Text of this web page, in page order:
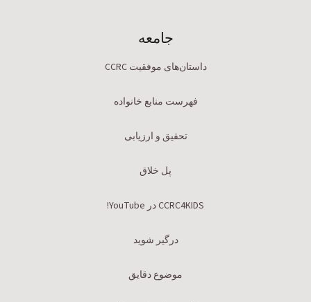
جامعه
داستان‌های موفقیت CCRC
فهرست منابع خانواده
تحقیق و ارزیابی
پل خلاق
CCRC4KIDS در YouTube!
درگیر شوید
موضوع دقایق